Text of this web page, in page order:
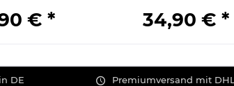
€ * 34,90 € *
DE Premiumversand mit DHL